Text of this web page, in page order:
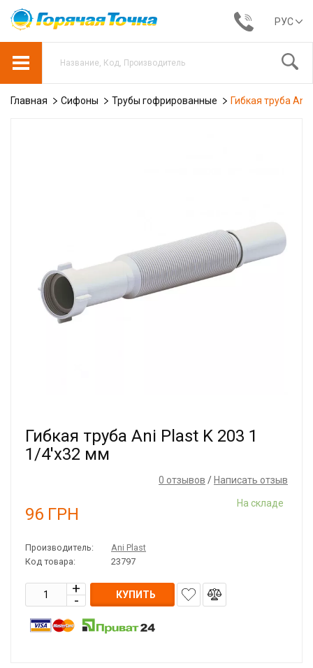
РУС
Главная Сифоны Трубы гофрированные Гибкая труба
Гибкая труба Ani Plast K 203 1
1/4'x32 мм
0 отзывов / Написать отзыв
96 ГРН
На складе
Производитель:
Ani Plast
Код товара:
23797
КУПИТЬ